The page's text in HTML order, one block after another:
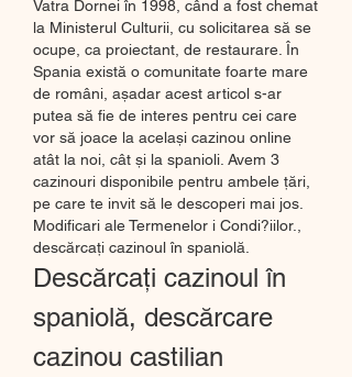
Vatra Dornei în 1998, când a fost chemat
la Ministerul Culturii, cu solicitarea să se
ocupe, ca proiectant, de restaurare. În
Spania există o comunitate foarte mare
de români, așadar acest articol s-ar
putea să fie de interes pentru cei care
vor să joace la același cazinou online
atât la noi, cât și la spanioli. Avem 3
cazinouri disponibile pentru ambele țări,
pe care te invit să le descoperi mai jos.
Modificari ale Termenelor i Condi?iilor.,
descărcați cazinoul în spaniolă.
Descărcați cazinoul în
spaniolă, descărcare
cazinou castilian